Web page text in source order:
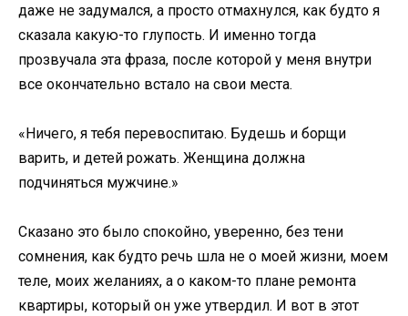
даже не задумался, а просто отмахнулся, как будто я
сказала какую-то глупость. И именно тогда
прозвучала эта фраза, после которой у меня внутри
все окончательно встало на свои места.
«Ничего, я тебя перевоспитаю. Будешь и борщи
варить, и детей рожать. Женщина должна
подчиняться мужчине.»
Сказано это было спокойно, уверенно, без тени
сомнения, как будто речь шла не о моей жизни, моем
теле, моих желаниях, а о каком-то плане ремонта
квартиры, который он уже утвердил. И вот в этот